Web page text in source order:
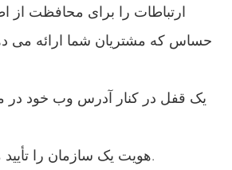
ارتباطات را برای محافظت از
حساس که مشتریان شما ارائه می
یک قفل در کنار آدرس وب خود در
هویت یک سازمان را تأیید می کند.